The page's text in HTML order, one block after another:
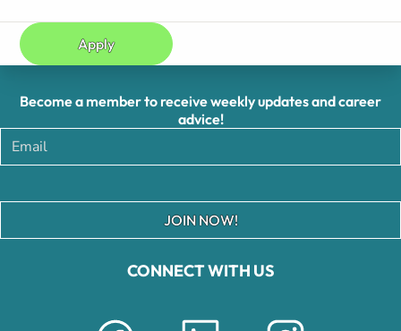
Apply
CONNECT WITH US
Become a member to receive weekly updates and career
advice!
JOIN NOW!